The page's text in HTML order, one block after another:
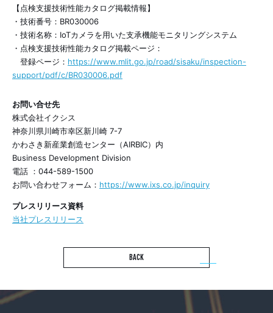
【点検支援技術性能カタログ掲載情報】
・技術番号：BR030006
・技術名称：IoTカメラを用いた支承機能モニタリングシステム
・点検支援技術性能カタログ掲載ページ：
登録ページ： https://www.mlit.go.jp/road/sisaku/inspection-
support/pdf/c/BR030006.pdf
お問い合せ先
株式会社イクシス
神奈川県川崎市幸区新川崎 7-7
かわさき新産業創造センター（AIRBIC）内
Business Development Division
電話 ：044-589-1500
お問い合わせフォーム： https://www.ixs.co.jp/inquiry
プレスリリース資料
当社プレスリリース
BACK